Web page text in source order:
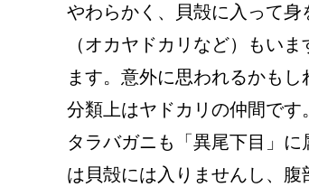
やわらかく、貝殻に入って
（オカヤドカリなど）もい
ます。意外に思われるかも
分類上はヤドカリの仲間です。
タラバガニも「異尾下目」
は貝殻には入りませんし、